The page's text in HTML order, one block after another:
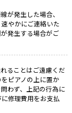
が発生した場合、
やかにご連絡いた
発生する場合がご
ることはご遠慮くだ
ピアノの上に置か
わず、上記の行為に
修理費用をお支払